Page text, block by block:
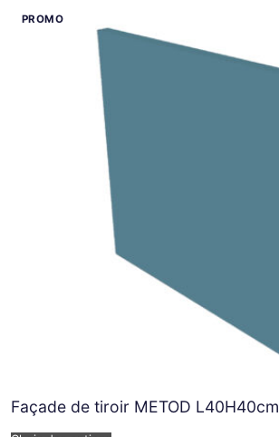
Façade de tiroir METOD L40H40cm